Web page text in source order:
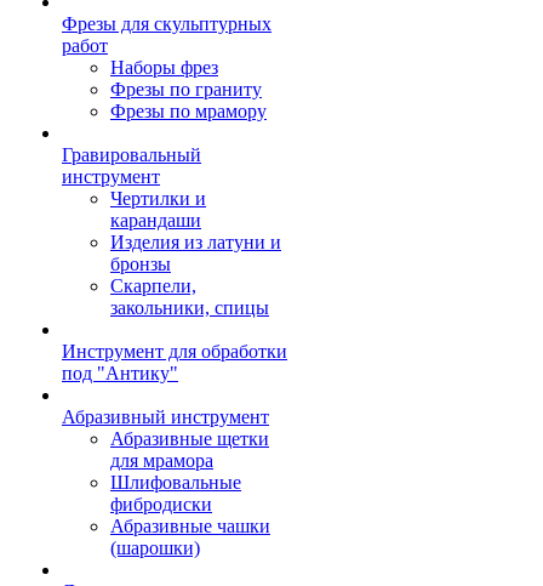
Фрезы для скульптурных
работ
Наборы фрез
Фрезы по граниту
Фрезы по мрамору
Гравировальный
инструмент
Чертилки и
карандаши
Изделия из латуни и
бронзы
Скарпели,
закольники, спицы
Инструмент для обработки
под "Антику"
Абразивный инструмент
Абразивные щетки
для мрамора
Шлифовальные
фибродиски
Абразивные чашки
(шарошки)